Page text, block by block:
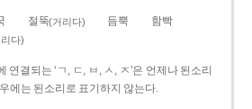
절뚝(거리다) 듬뿍
함빡
다)
연결되는 ‘ㄱ, ㄷ, ㅂ, ㅅ, ㅈ’은 언제나 된소리
에는 된소리로 표기하지 않는다.